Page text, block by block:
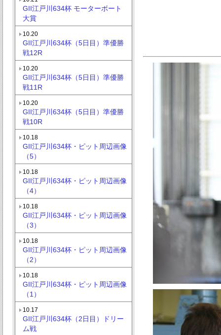
GII江戸川634杯 モーターボート
大賞
10.20
GII江戸川634杯（5日目）準優勝
戦12R
10.20
GII江戸川634杯（5日目）準優勝
戦11R
10.20
GII江戸川634杯（5日目）準優勝
戦10R
10.18
GII江戸川634杯・ピット周辺画像
（5）
10.18
GII江戸川634杯・ピット周辺画像
（4）
10.18
GII江戸川634杯・ピット周辺画像
（3）
10.18
GII江戸川634杯・ピット周辺画像
（2）
10.18
GII江戸川634杯・ピット周辺画像
（1）
10.17
GII江戸川634杯（2日目）ドリー
ム戦